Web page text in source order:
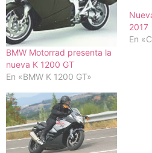
BMW Motorrad presenta la
nueva K 1200 GT
En «BMW K 1200 GT»
2017
En